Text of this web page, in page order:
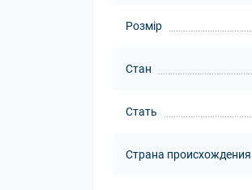
Розмір
Стан
Стать
Страна происхождения